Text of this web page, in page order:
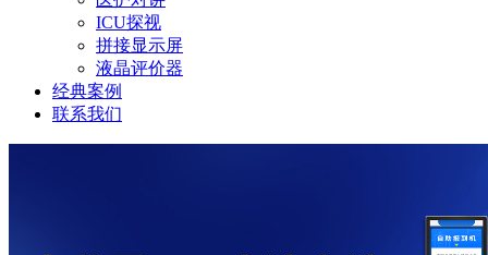
ICU探视
拼接显示屏
液晶评价器
经典案例
联系我们